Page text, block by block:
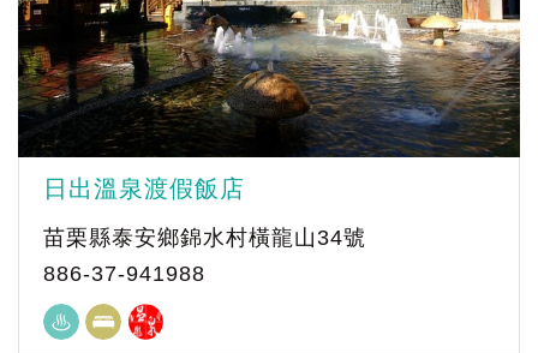
日出溫泉渡假飯店
苗栗縣泰安鄉錦水村橫龍山34號
886-37-941988